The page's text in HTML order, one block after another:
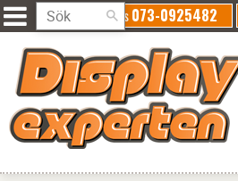
Ring oss073-0925482